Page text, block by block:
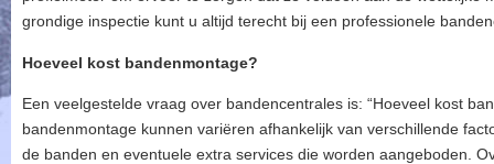
grondige inspectie kunt u altijd terecht bij een professionele
Hoeveel kost bandenmontage?
Een veelgestelde vraag over bandencentrales is: “Hoeveel kost
bandenmontage kunnen variëren afhankelijk van verschillende
de banden en eventuele extra services die worden aangeboden.